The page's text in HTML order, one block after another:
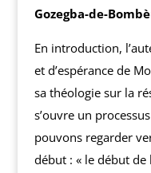
Gozegba-de-
En introduction,
et d’espérance de
sa théologie sur la
s’ouvre un
pouvons regarder
début : « le début